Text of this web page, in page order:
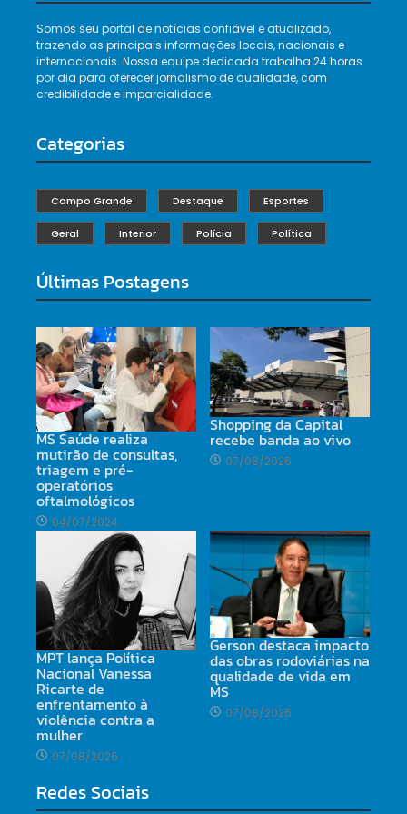
Somos seu portal de notícias confiável e atualizado,
trazendo as principais informações locais, nacionais e
internacionais. Nossa equipe dedicada trabalha 24 horas
por dia para oferecer jornalismo de qualidade, com
credibilidade e imparcialidade.
Categorias
Campo Grande Destaque Esportes
Geral Interior Polícia Política
Últimas Postagens
MS Saúde realiza
mutirão de consultas,
triagem e pré-
operatórios
oftalmológicos
04/07/2024
Shopping da Capital
recebe banda ao vivo
07/08/2026
MPT lança Política
Nacional Vanessa
Ricarte de
enfrentamento à
violência contra a
mulher
07/08/2026
Gerson destaca impacto
das obras rodoviárias na
qualidade de vida em
MS
07/08/2026
Redes Sociais